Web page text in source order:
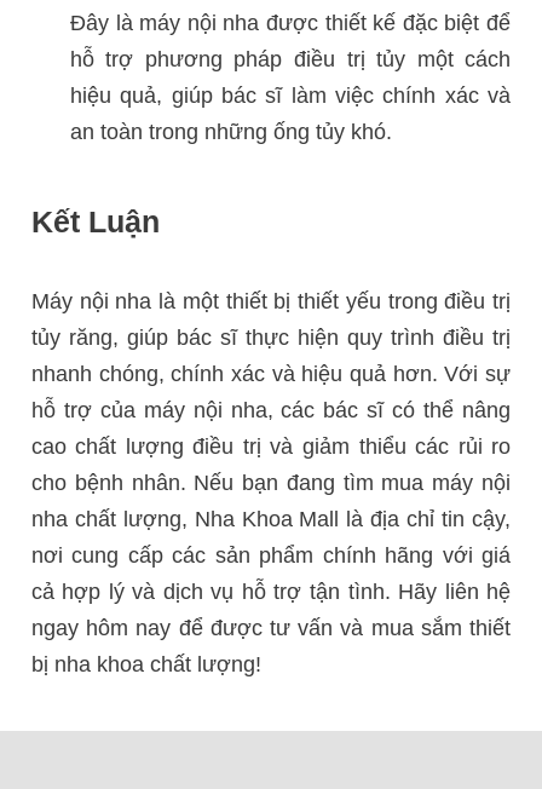
Đây là máy nội nha được thiết kế đặc biệt để
hỗ trợ phương pháp điều trị tủy một cách
hiệu quả, giúp bác sĩ làm việc chính xác và
an toàn trong những ống tủy khó.
Kết Luận
Máy nội nha là một thiết bị thiết yếu trong điều trị
tủy răng, giúp bác sĩ thực hiện quy trình điều trị
nhanh chóng, chính xác và hiệu quả hơn. Với sự
hỗ trợ của máy nội nha, các bác sĩ có thể nâng
cao chất lượng điều trị và giảm thiểu các rủi ro
cho bệnh nhân. Nếu bạn đang tìm mua máy nội
nha chất lượng, Nha Khoa Mall là địa chỉ tin cậy,
nơi cung cấp các sản phẩm chính hãng với giá
cả hợp lý và dịch vụ hỗ trợ tận tình. Hãy liên hệ
ngay hôm nay để được tư vấn và mua sắm thiết
bị nha khoa chất lượng!